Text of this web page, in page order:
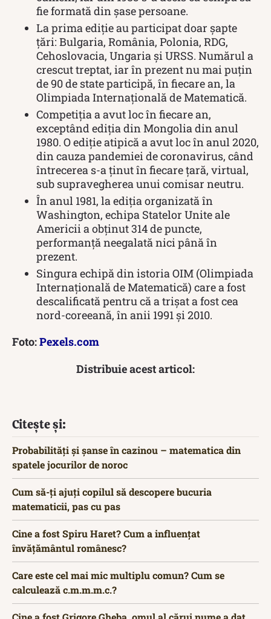
fie formată din șase persoane.
La prima ediție au participat doar șapte
țări: Bulgaria, România, Polonia, RDG,
Cehoslovacia, Ungaria și URSS. Numărul a
crescut treptat, iar în prezent nu mai puțin
de 90 de state participă, în fiecare an, la
Olimpiada Internațională de Matematică.
Competiția a avut loc în fiecare an,
exceptând ediția din Mongolia din anul
1980. O ediție atipică a avut loc în anul 2020,
din cauza pandemiei de coronavirus, când
întrecerea s-a ținut în fiecare țară, virtual,
sub supravegherea unui comisar neutru.
În anul 1981, la ediția organizată în
Washington, echipa Statelor Unite ale
Americii a obținut 314 de puncte,
performanță neegalată nici până în
prezent.
Singura echipă din istoria OIM (Olimpiada
Internațională de Matematică) care a fost
descalificată pentru că a trișat a fost cea
nord-coreeană, în anii 1991 și 2010.
Foto:Pexels.com
Distribuie acest articol:
Citește și:
Probabilități și șanse în cazinou – matematica din
spatele jocurilor de noroc
Cum să-ți ajuți copilul să descopere bucuria
matematicii, pas cu pas
Cine a fost Spiru Haret? Cum a influențat
învățământul românesc?
Care este cel mai mic multiplu comun? Cum se
calculează c.m.m.m.c.?